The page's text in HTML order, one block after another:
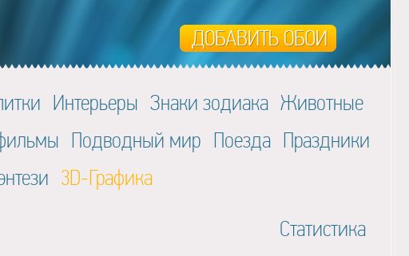
Интерьеры Знаки зодиака Животные
Подводный мир Поезда Праздники
3D-Графика
Статистика